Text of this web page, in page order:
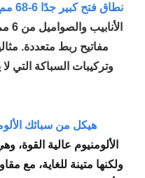
نطاق فتح كبير جدًا 6-68 مم:
مفاتيح ربط متعددة.
وتركيبات السباكة التي
هيكل من سبائك
ولكنها متينة للغاية، مع